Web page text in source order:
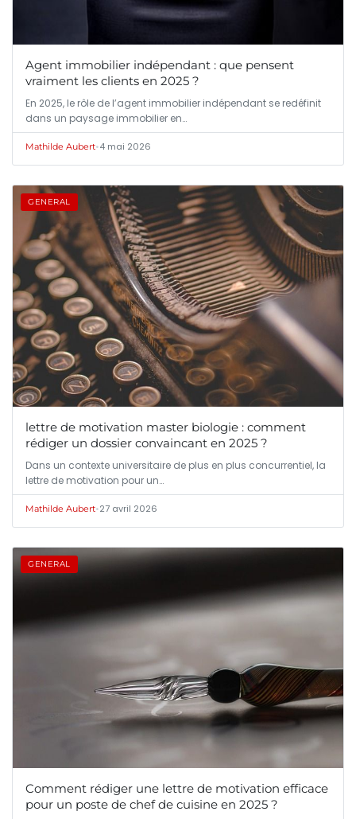
Agent immobilier indépendant : que pensent
vraiment les clients en 2025 ?
En 2025, le rôle de l’agent immobilier indépendant se redéfinit
dans un paysage immobilier en…
Mathilde Aubert•4 mai 2026
GENERAL
lettre de motivation master biologie : comment
rédiger un dossier convaincant en 2025 ?
Dans un contexte universitaire de plus en plus concurrentiel, la
lettre de motivation pour un…
Mathilde Aubert•27 avril 2026
GENERAL
Comment rédiger une lettre de motivation efficace
pour un poste de chef de cuisine en 2025 ?